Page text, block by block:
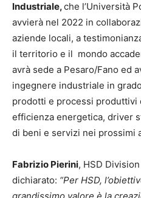
Industriale,che l’Università
avvierà nel 2022 in
aziende locali, a
il territorio e il mondo
avrà sede a Pesaro/Fano ed
ingegnere industriale in
prodotti e processi
efficienza energetica, driver
di beni e servizi nei prossimi
Fabrizio Pierini, HSD
dichiarato: “Per HSD,